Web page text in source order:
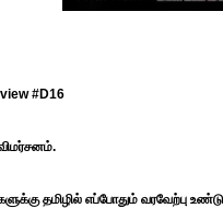
#D16
தமிழில் எப்போதும் வரவேற்பு